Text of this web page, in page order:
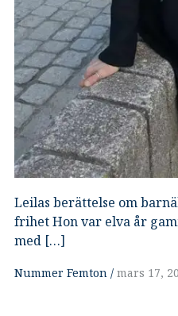
Leilas berättelse om
frihet Hon var elva år
med […]
Nummer Femton mars 17,